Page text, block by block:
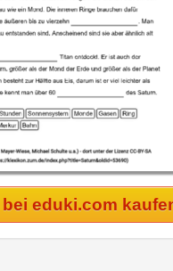
eduki.com